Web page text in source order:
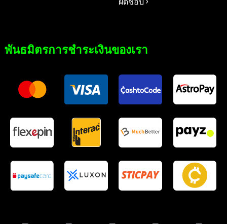
พันธมิตรการชำระเงินของเรา